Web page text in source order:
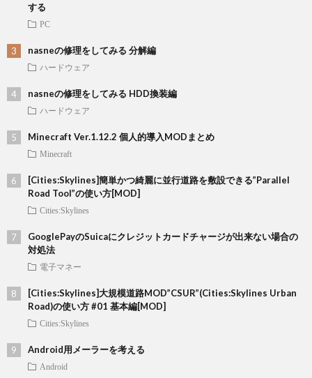
する
PC
nasneの修理をしてみる 分解編
ハードウェア
nasneの修理をしてみる HDD換装編
ハードウェア
Minecraft Ver.1.12.2 個人的導入MODまとめ
Minecraft
[Cities:Skylines]簡単かつ綺麗に並行道路を敷設できる”Parallel
Road Tool”の使い方[MOD]
Cities:Skylines
GooglePayのSuicaにクレジットカードチャージが出来ない場合の
対処法
電子マネー
[Cities:Skylines]大規模道路MOD”CSUR”(Cities:Skylines Urban
Road)の使い方 #01 基本編[MOD]
Cities:Skylines
Android用メーラーを考える
Android